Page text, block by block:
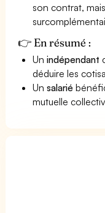
son contrat,
👉 En résumé :
Unindépendant
déduire les
Unsalarié
mutuelle